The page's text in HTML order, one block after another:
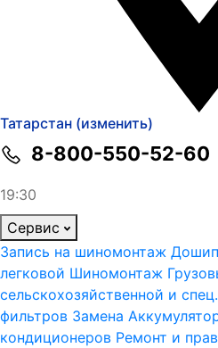
Татарстан (изменить)
8-800-550-52-60
19:30
Сервис
Запись на шиномонтаж
легковой Шиномонтаж
сельскохозяйственной и
фильтров Замена
кондиционеров Ремонт и